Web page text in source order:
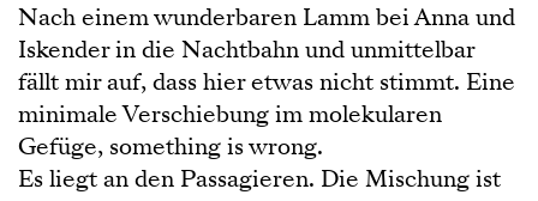
Nach einem wunderbaren Lamm bei Anna und
Iskender in die Nachtbahn und unmittelbar
fällt mir auf, dass hier etwas nicht stimmt. Eine
minimale Verschiebung im molekularen
Gefüge, something is wrong.
Es liegt an den Passagieren. Die Mischung ist